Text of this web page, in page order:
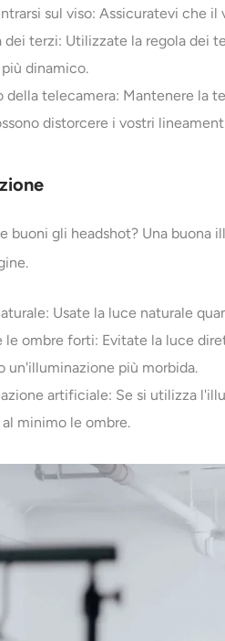
sul viso: Assicuratevi che
dei terzi: Utilizzate la regola dei
dinamico.
della telecamera: Mantenere la
distorcere i vostri
buoni gli headshot? Una
Usate la luce naturale
le ombre forti: Evitate la luce
un'illuminazione più morbida.
artificiale: Se si utilizza
al minimo le ombre.